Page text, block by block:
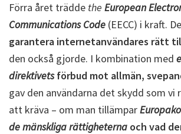
Förra året trädde the European
Communications Code (EECC) i kraft.
garantera internetanvändares rätt
den också gjorde. I kombination med
direktivetsförbud mot allmän,
gav den användarna det skydd som
att kräva – om man tillämpar
de mänskliga rättigheterna och vad